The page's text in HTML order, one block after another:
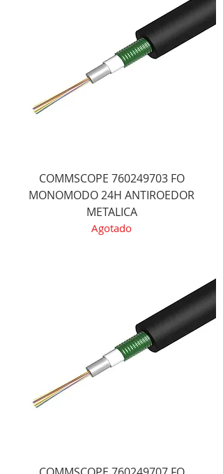
COMMSCOPE 760249703 FO
MONOMODO 24H ANTIROEDOR
METALICA
Agotado